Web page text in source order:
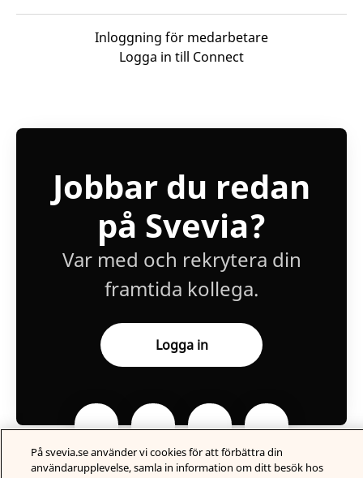
Inloggning för medarbetare
Logga in till Connect
Jobbar du redan
på Svevia?
Var med och rekrytera din
framtida kollega.
Logga in
På svevia.se använder vi cookies för att förbättra din
användarupplevelse, samla in information om ditt besök hos